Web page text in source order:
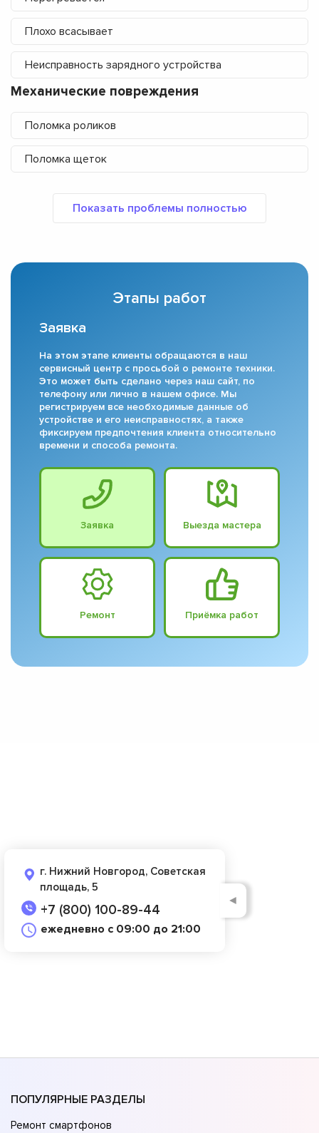
Плохо всасывает
Неисправность зарядного устройства
Механические повреждения
Поломка роликов
Поломка щеток
Этапы работ
Заявка
На этом этапе клиенты обращаются в наш
сервисный центр с просьбой о ремонте техники.
Это может быть сделано через наш сайт, по
телефону или лично в нашем офисе. Мы
регистрируем все необходимые данные об
устройстве и его неисправностях, а также
фиксируем предпочтения клиента относительно
времени и способа ремонта.
Заявка Выезда мастера
Ремонт Приёмка работ
г. Нижний Новгород, Советская
площадь, 5
+7 (800) 100-89-44
ежедневно с 09:00 до 21:00
◄
ПОПУЛЯРНЫЕ РАЗДЕЛЫ
Ремонт смартфонов